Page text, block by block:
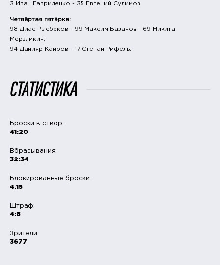
3 Иван Гавриленко - 35 Евгений Сулимов.
Четвёртая пятёрка:
98 Диас Рысбеков - 99 Максим Базанов - 69 Никита
Мерзликин;
94 Данияр Каиров - 17 Степан Рифель.
СТАТИСТИКА
Броски в створ:
41:20
Вбрасывания:
32:34
Блокированные броски:
4:15
Штраф:
4:8
Зрители:
3677